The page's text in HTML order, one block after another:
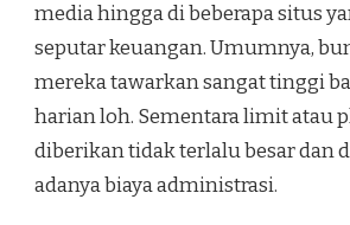
media hingga di beberapa situs
seputar keuangan. Umumnya,
mereka tawarkan sangat tinggi
harian loh. Sementara limit atau
diberikan tidak terlalu besar dan
adanya biaya administrasi.